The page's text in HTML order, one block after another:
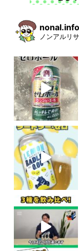
nonal.info
ノンアルリ